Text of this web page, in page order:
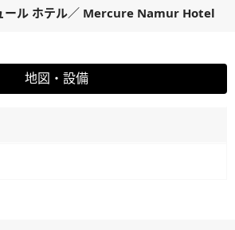
ール ホテル／ Mercure Namur Hotel
地図・設備